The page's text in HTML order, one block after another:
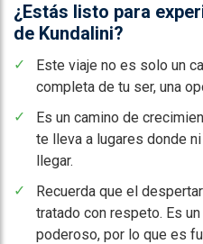
¿Estás listo para
de Kundalini?
Este viaje no es solo un
completa de tu ser, una
Es un camino de
te lleva a lugares donde
llegar.
Recuerda que el
tratado con respeto. Es
poderoso, por lo que es